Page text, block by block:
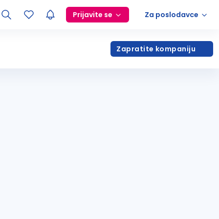
Prijavite se Za poslodavce
Zapratite kompaniju